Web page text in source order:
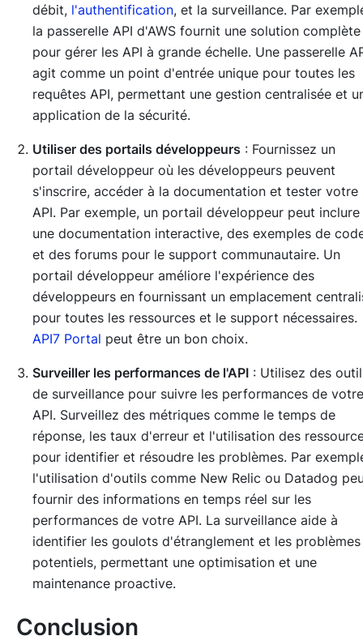
débit, l'authentification, et la surveillance. Par
la passerelle API d'AWS fournit une solution complète
pour gérer les API à grande échelle. Une passerelle
agit comme un point d'entrée unique pour toutes les
requêtes API, permettant une gestion centralisée et
application de la sécurité.
Utiliser des portails développeurs : Fournissez un
portail développeur où les développeurs peuvent
s'inscrire, accéder à la documentation et tester votre
API. Par exemple, un portail développeur peut inclure
une documentation interactive, des exemples de
et des forums pour le support communautaire. Un
portail développeur améliore l'expérience des
développeurs en fournissant un emplacement
pour toutes les ressources et le support nécessaires.
API7 Portal peut être un bon choix.
Surveiller les performances de l'API : Utilisez des
de surveillance pour suivre les performances de votre
API. Surveillez des métriques comme le temps de
réponse, les taux d'erreur et l'utilisation des
pour identifier et résoudre les problèmes. Par
l'utilisation d'outils comme New Relic ou Datadog
fournir des informations en temps réel sur les
performances de votre API. La surveillance aide à
identifier les goulots d'étranglement et les problèmes
potentiels, permettant une optimisation et une
maintenance proactive.
Conclusion